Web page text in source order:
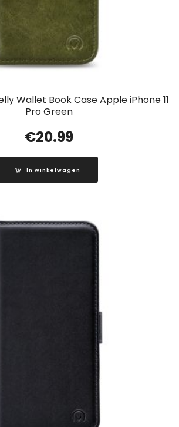
Wallet Book Case Apple iPhone 11
Pro Green
€20.99
In winkelwagen